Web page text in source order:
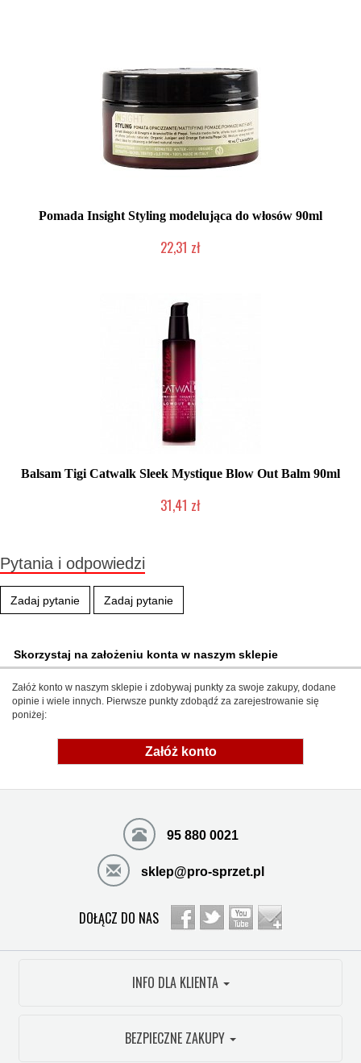
Pomada Insight Styling modelująca do włosów 90ml
22,31 zł
Balsam Tigi Catwalk Sleek Mystique Blow Out Balm 90ml
31,41 zł
Pytania i odpowiedzi
Zadaj pytanie Zadaj pytanie
Skorzystaj na założeniu konta w naszym sklepie
Załóż konto w naszym sklepie i zdobywaj punkty za swoje zakupy, dodane
opinie i wiele innych. Pierwsze punkty zdobądź za zarejestrowanie się
poniżej:
Załóż konto
95 880 0021
sklep@pro-sprzet.pl
DOŁĄCZ DO NAS
INFO DLA KLIENTA
BEZPIECZNE ZAKUPY